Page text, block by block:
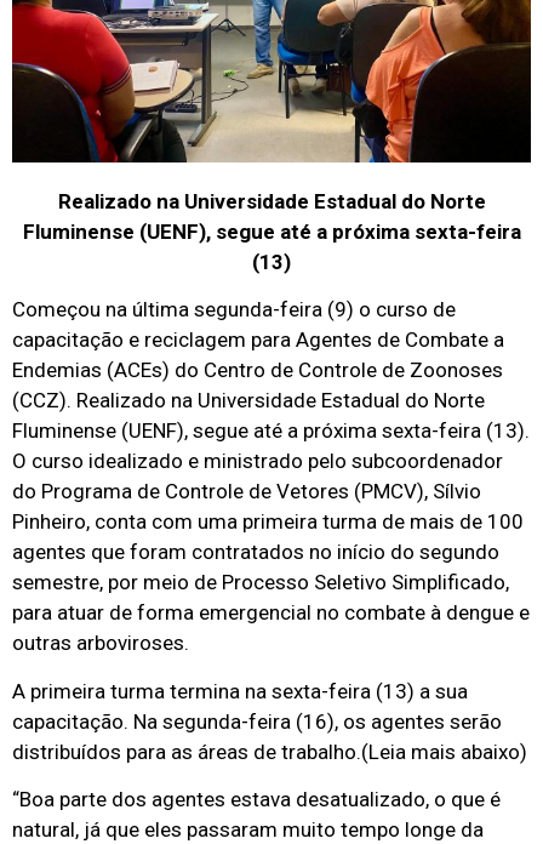
Realizado na Universidade Estadual do Norte
Fluminense (UENF), segue até a próxima sexta-feira
(13)
Começou na última segunda-feira (9) o curso de
capacitação e reciclagem para Agentes de Combate a
Endemias (ACEs) do Centro de Controle de Zoonoses
(CCZ). Realizado na Universidade Estadual do Norte
Fluminense (UENF), segue até a próxima sexta-feira (13).
O curso idealizado e ministrado pelo subcoordenador
do Programa de Controle de Vetores (PMCV), Sílvio
Pinheiro, conta com uma primeira turma de mais de 100
agentes que foram contratados no início do segundo
semestre, por meio de Processo Seletivo Simplificado,
para atuar de forma emergencial no combate à dengue e
outras arboviroses.
A primeira turma termina na sexta-feira (13) a sua
capacitação. Na segunda-feira (16), os agentes serão
distribuídos para as áreas de trabalho.(Leia mais abaixo)
“Boa parte dos agentes estava desatualizado, o que é
natural, já que eles passaram muito tempo longe da